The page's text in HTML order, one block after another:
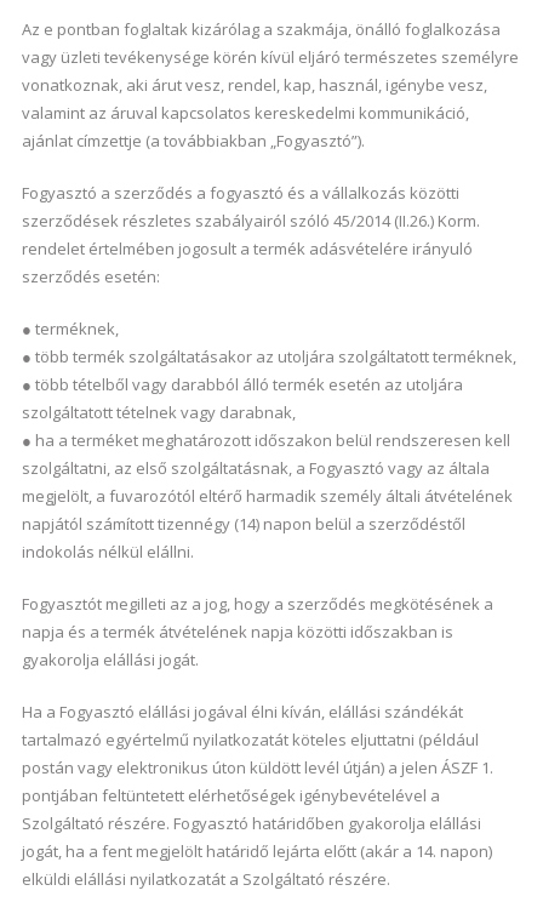
Az e pontban foglaltak kizárólag a szakmája, önálló foglalkozása
vagy üzleti tevékenysége körén kívül eljáró természetes személyre
vonatkoznak, aki árut vesz, rendel, kap, használ, igénybe vesz,
valamint az áruval kapcsolatos kereskedelmi kommunikáció,
ajánlat címzettje (a továbbiakban „Fogyasztó”).
Fogyasztó a szerződés a fogyasztó és a vállalkozás közötti
szerződések részletes szabályairól szóló 45/2014 (II.26.) Korm.
rendelet értelmében jogosult a termék adásvételére irányuló
szerződés esetén:
● terméknek,
● több termék szolgáltatásakor az utoljára szolgáltatott terméknek,
● több tételből vagy darabból álló termék esetén az utoljára
szolgáltatott tételnek vagy darabnak,
● ha a terméket meghatározott időszakon belül rendszeresen kell
szolgáltatni, az első szolgáltatásnak, a Fogyasztó vagy az általa
megjelölt, a fuvarozótól eltérő harmadik személy általi átvételének
napjától számított tizennégy (14) napon belül a szerződéstől
indokolás nélkül elállni.
Fogyasztót megilleti az a jog, hogy a szerződés megkötésének a
napja és a termék átvételének napja közötti időszakban is
gyakorolja elállási jogát.
Ha a Fogyasztó elállási jogával élni kíván, elállási szándékát
tartalmazó egyértelmű nyilatkozatát köteles eljuttatni (például
postán vagy elektronikus úton küldött levél útján) a jelen ÁSZF 1.
pontjában feltüntetett elérhetőségek igénybevételével a
Szolgáltató részére. Fogyasztó határidőben gyakorolja elállási
jogát, ha a fent megjelölt határidő lejárta előtt (akár a 14. napon)
elküldi elállási nyilatkozatát a Szolgáltató részére.